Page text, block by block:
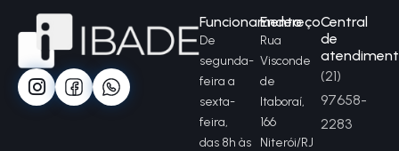
Funcionamento
De
segunda-
feira a
sexta-
feira,
das 8h às
Endereço
Rua
Visconde
de
Itaboraí,
166
Niterói/RJ
Central
de
(21)
97658-
2283